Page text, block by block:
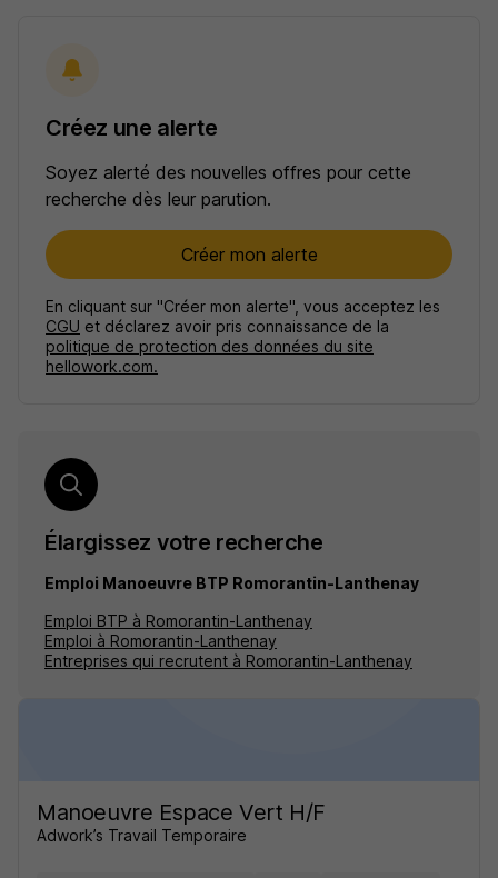
Créez une alerte
Soyez alerté des nouvelles offres pour cette
recherche dès leur parution.
Créer mon alerte
En cliquant sur "Créer mon alerte", vous acceptez les
CGU et déclarez avoir pris connaissance de la
politique de protection des données du site
hellowork.com.
Élargissez votre recherche
Emploi Manoeuvre BTP Romorantin-Lanthenay
Emploi BTP à Romorantin-Lanthenay
Emploi à Romorantin-Lanthenay
Entreprises qui recrutent à Romorantin-Lanthenay
Manoeuvre Espace Vert H/F
Adwork’s Travail Temporaire